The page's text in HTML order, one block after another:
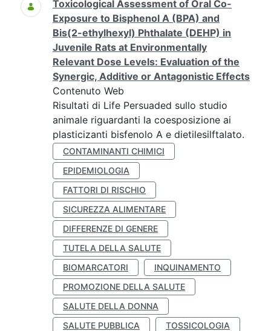
Toxicological Assessment of Oral Co-
Exposure to Bisphenol A (BPA) and
Bis(2-ethylhexyl) Phthalate (DEHP) in
Juvenile Rats at Environmentally
Relevant Dose Levels: Evaluation of the
Synergic, Additive or Antagonistic Effects
Contenuto Web
Risultati di Life Persuaded sullo studio
animale riguardanti la coesposizione ai
plasticizanti bisfenolo A e dietilesilftalato.
CONTAMINANTI CHIMICI
EPIDEMIOLOGIA
FATTORI DI RISCHIO
SICUREZZA ALIMENTARE
DIFFERENZE DI GENERE
TUTELA DELLA SALUTE
BIOMARCATORI
INQUINAMENTO
PROMOZIONE DELLA SALUTE
SALUTE DELLA DONNA
SALUTE PUBBLICA
TOSSICOLOGIA